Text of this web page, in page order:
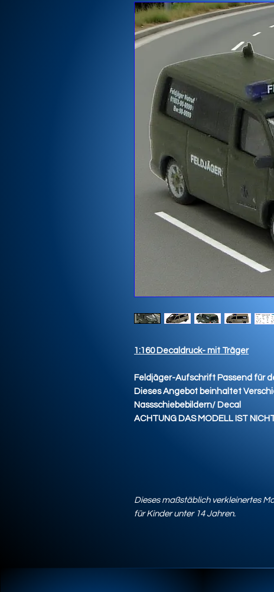
1:160 Decaldruck- mit Träger
Feldjäger-Aufschrift Passend für
Dieses Angebot beinhaltet
Nassschiebebildern/ Decal
ACHTUNG DAS MODELL IST
Dieses maßstäblich verkleinertes
für Kinder unter 14 Jahren.